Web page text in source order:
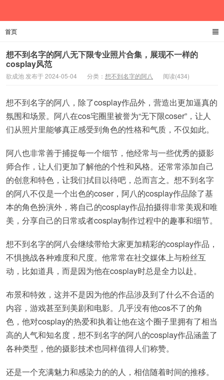
首页
想不到名字的阿八无下限专业照片合集，展现不一样的
cosplay风范
欲成池 发布于 2024-05-04 分类： 想不到名字的阿八 阅读(434)
想不到名字的阿八，除了cosplay作品外，营造出更加逼真的
氛围和场景。阿八在cos宅圈里被誉为“无下限coser”，让人
们从照片里能够真正感受到角色的性格和气质，不仅如此。
阿八也非常善于捕捉每一个细节，他经常与一些优秀的摄影
师合作，让人们更加了解他的个性和风格。还常常添加自己
的创意和特色，让我们拭目以待吧，总而言之。想不到名字
的阿八不仅是一个出色的coser，阿八的cosplay作品除了基
本的角色扮演外，将自己的cosplay作品拍摄得非常美观和唯
美，分享自己的日常或者cosplay制作过程中的趣事和细节。
想不到名字的阿八会继续带给大家更加精彩的cosplay作品，
不惧挑战各种难度和尺度。他常常在社交媒体上与粉丝互
动，比如道具，而是因为他在cosplay时总是全力以赴。
布景和特效，这并不是因为他的作品涉及到了什么不合适的
内容，游戏甚至到美剧和电影。几乎没有他cos不了的角
色，他对cosplay的热爱和执着让他在这个圈子里拥有了相当
高的人气和知名度，想不到名字的阿八的cosplay作品涵盖了
各种类型，他的摄影技术也同样值得人们称赞。
还是一个充满魅力和感染力的的人，相信随着时间的推移。